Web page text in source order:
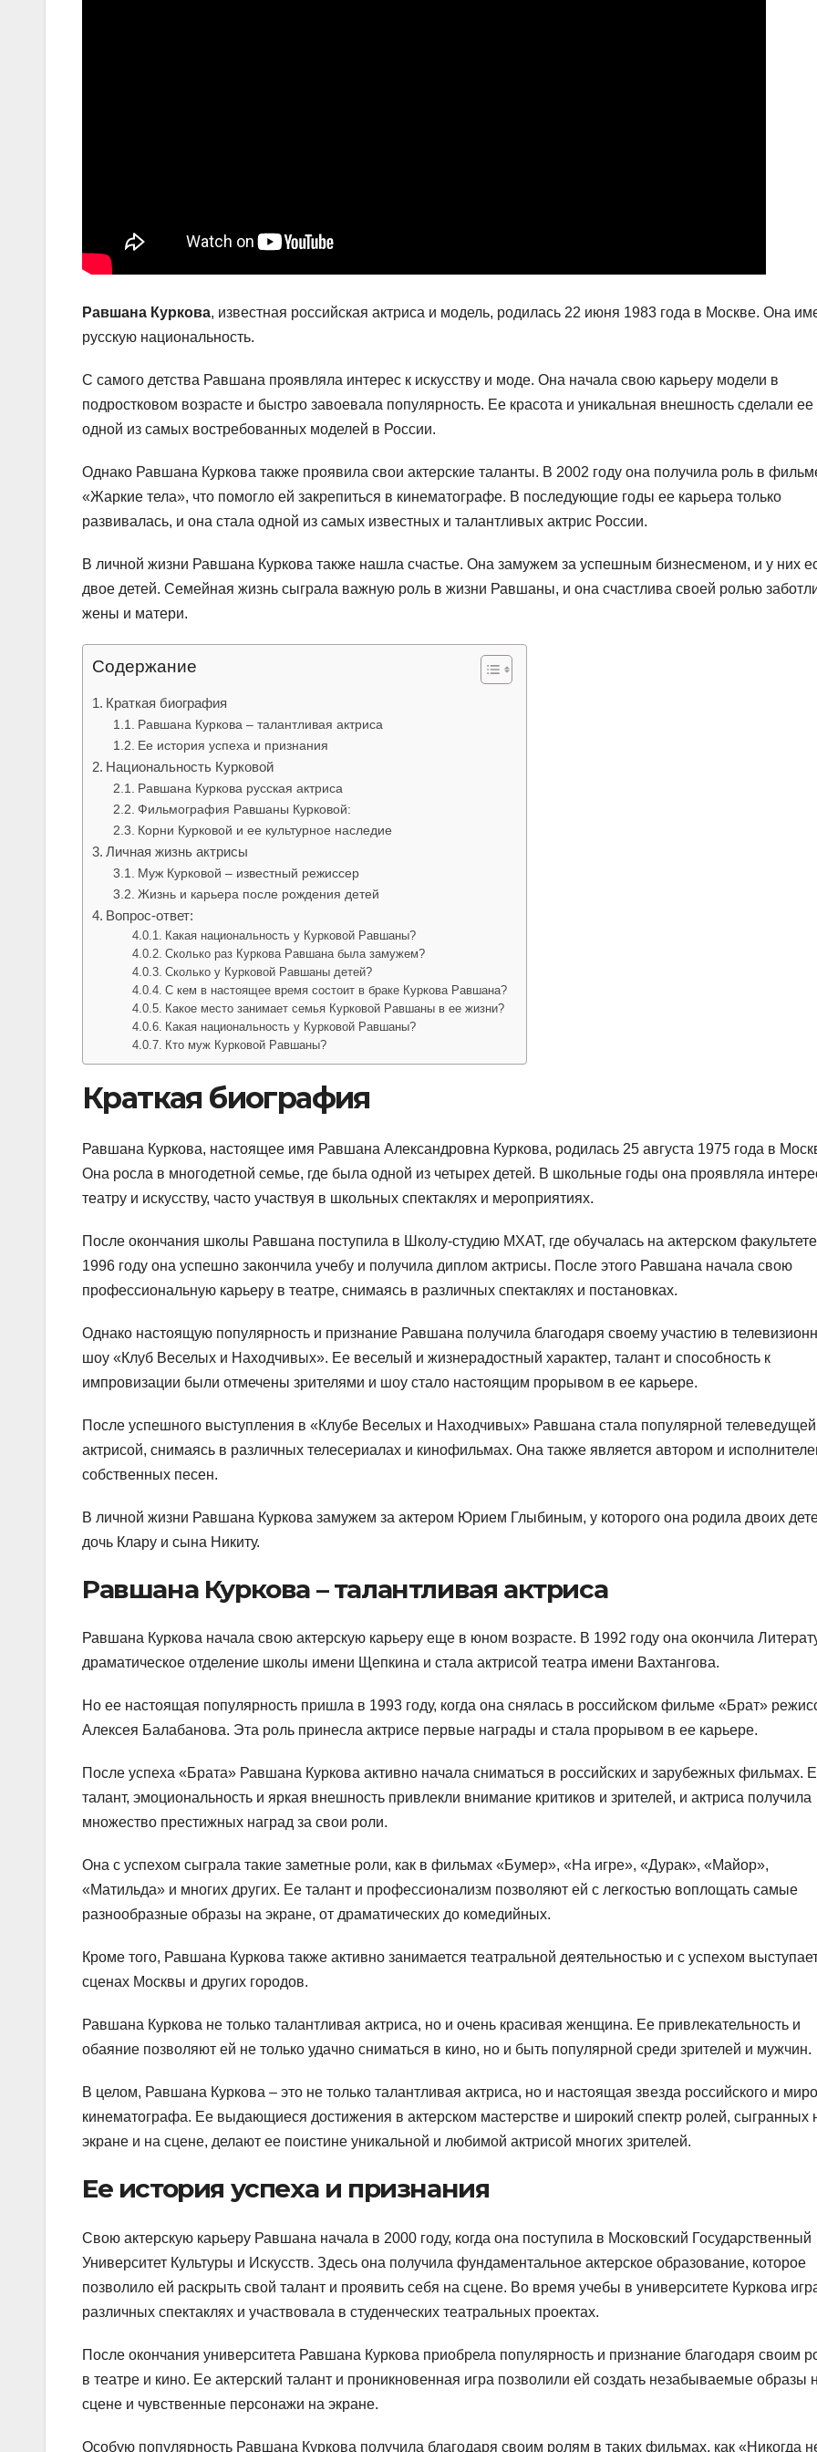
Равшана Куркова, известная российская актриса и модель, родилась 22 июня 1983 года в Москве. Она
русскую национальность.
С самого детства Равшана проявляла интерес к искусству и моде. Она начала свою карьеру модели в
подростковом возрасте и быстро завоевала популярность. Ее красота и уникальная внешность сделали ее
одной из самых востребованных моделей в России.
Однако Равшана Куркова также проявила свои актерские таланты. В 2002 году она получила роль в
«Жаркие тела», что помогло ей закрепиться в кинематографе. В последующие годы ее карьера только
развивалась, и она стала одной из самых известных и талантливых актрис России.
В личной жизни Равшана Куркова также нашла счастье. Она замужем за успешным бизнесменом, и у них
двое детей. Семейная жизнь сыграла важную роль в жизни Равшаны, и она счастлива своей ролью
жены и матери.
Содержание
Краткая биография
Равшана Куркова – талантливая актриса
Ее история успеха и признания
Национальность Курковой
Равшана Куркова русская актриса
Фильмография Равшаны Курковой:
Корни Курковой и ее культурное наследие
Личная жизнь актрисы
Муж Курковой – известный режиссер
Жизнь и карьера после рождения детей
Вопрос-ответ:
Какая национальность у Курковой Равшаны?
Сколько раз Куркова Равшана была замужем?
Сколько у Курковой Равшаны детей?
С кем в настоящее время состоит в браке Куркова Равшана?
Какое место занимает семья Курковой Равшаны в ее жизни?
Какая национальность у Курковой Равшаны?
Кто муж Курковой Равшаны?
Краткая биография
Равшана Куркова, настоящее имя Равшана Александровна Куркова, родилась 25 августа 1975 года в
Она росла в многодетной семье, где была одной из четырех детей. В школьные годы она проявляла
театру и искусству, часто участвуя в школьных спектаклях и мероприятиях.
После окончания школы Равшана поступила в Школу-студию МХАТ, где обучалась на актерском
1996 году она успешно закончила учебу и получила диплом актрисы. После этого Равшана начала свою
профессиональную карьеру в театре, снимаясь в различных спектаклях и постановках.
Однако настоящую популярность и признание Равшана получила благодаря своему участию в
шоу «Клуб Веселых и Находчивых». Ее веселый и жизнерадостный характер, талант и способность к
импровизации были отмечены зрителями и шоу стало настоящим прорывом в ее карьере.
После успешного выступления в «Клубе Веселых и Находчивых» Равшана стала популярной
актрисой, снимаясь в различных телесериалах и кинофильмах. Она также является автором и
собственных песен.
В личной жизни Равшана Куркова замужем за актером Юрием Глыбиным, у которого она родила двоих
дочь Клару и сына Никиту.
Равшана Куркова – талантливая актриса
Равшана Куркова начала свою актерскую карьеру еще в юном возрасте. В 1992 году она окончила
драматическое отделение школы имени Щепкина и стала актрисой театра имени Вахтангова.
Но ее настоящая популярность пришла в 1993 году, когда она снялась в российском фильме «Брат»
Алексея Балабанова. Эта роль принесла актрисе первые награды и стала прорывом в ее карьере.
После успеха «Брата» Равшана Куркова активно начала сниматься в российских и зарубежных фильмах.
талант, эмоциональность и яркая внешность привлекли внимание критиков и зрителей, и актриса получила
множество престижных наград за свои роли.
Она с успехом сыграла такие заметные роли, как в фильмах «Бумер», «На игре», «Дурак», «Майор»,
«Матильда» и многих других. Ее талант и профессионализм позволяют ей с легкостью воплощать самые
разнообразные образы на экране, от драматических до комедийных.
Кроме того, Равшана Куркова также активно занимается театральной деятельностью и с успехом
сценах Москвы и других городов.
Равшана Куркова не только талантливая актриса, но и очень красивая женщина. Ее привлекательность и
обаяние позволяют ей не только удачно сниматься в кино, но и быть популярной среди зрителей и мужчин.
В целом, Равшана Куркова – это не только талантливая актриса, но и настоящая звезда российского и
кинематографа. Ее выдающиеся достижения в актерском мастерстве и широкий спектр ролей, сыгранных
экране и на сцене, делают ее поистине уникальной и любимой актрисой многих зрителей.
Ее история успеха и признания
Свою актерскую карьеру Равшана начала в 2000 году, когда она поступила в Московский Государственный
Университет Культуры и Искусств. Здесь она получила фундаментальное актерское образование, которое
позволило ей раскрыть свой талант и проявить себя на сцене. Во время учебы в университете Куркова
различных спектаклях и участвовала в студенческих театральных проектах.
После окончания университета Равшана Куркова приобрела популярность и признание благодаря своим
в театре и кино. Ее актерский талант и проникновенная игра позволили ей создать незабываемые образы
сцене и чувственные персонажи на экране.
Особую популярность Равшана Куркова получила благодаря своим ролям в таких фильмах, как «Никогда